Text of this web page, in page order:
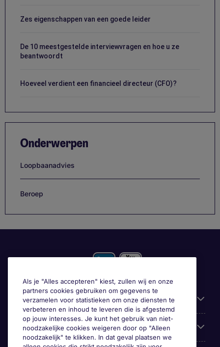
Zes eigenschappen van een goede leider
De 10 meestgestelde interviewvragen en hoe u ze
beantwoordt
Hoeveel verdient een financieel directeur (CFO)?
Onderwerpen
Loopbaanadvies
Beroep
Gebruiksvriendelijke informatie
Prix
Als je "Alles accepteren" kiest, zullen wij en onze
partners cookies gebruiken om gegevens te
verzamelen voor statistieken om onze diensten te
verbeteren en inhoud te leveren die is afgestemd
op jouw interesses. Je kunt het gebruik van niet-
noodzakelijke cookies weigeren door op "Alleen
noodzakelijk" te klikken. In dat geval plaatsen we